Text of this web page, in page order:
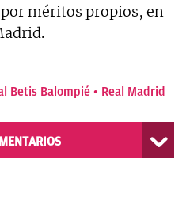
méritos propios, en
Betis Balompié Real Madrid